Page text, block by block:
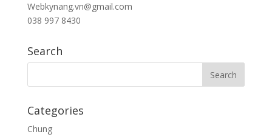
Webkynang.vn@gmail.com
038 997 8430
Search
Categories
Chung